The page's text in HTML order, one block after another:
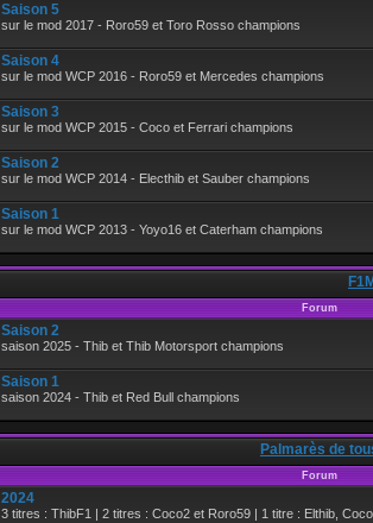
Saison 5
sur le mod 2017 - Roro59 et Toro Rosso champions
Saison 4
sur le mod WCP 2016 - Roro59 et Mercedes champions
Saison 3
sur le mod WCP 2015 - Coco et Ferrari champions
Saison 2
sur le mod WCP 2014 - Electhib et Sauber champions
Saison 1
sur le mod WCP 2013 - Yoyo16 et Caterham champions
Forum
Saison 2
saison 2025 - Thib et Thib Motorsport champions
Saison 1
saison 2024 - Thib et Red Bull champions
Palmarès de
Forum
2024
3 titres : ThibF1 | 2 titres : Coco2 et Roro59 | 1 titre : Elthib,